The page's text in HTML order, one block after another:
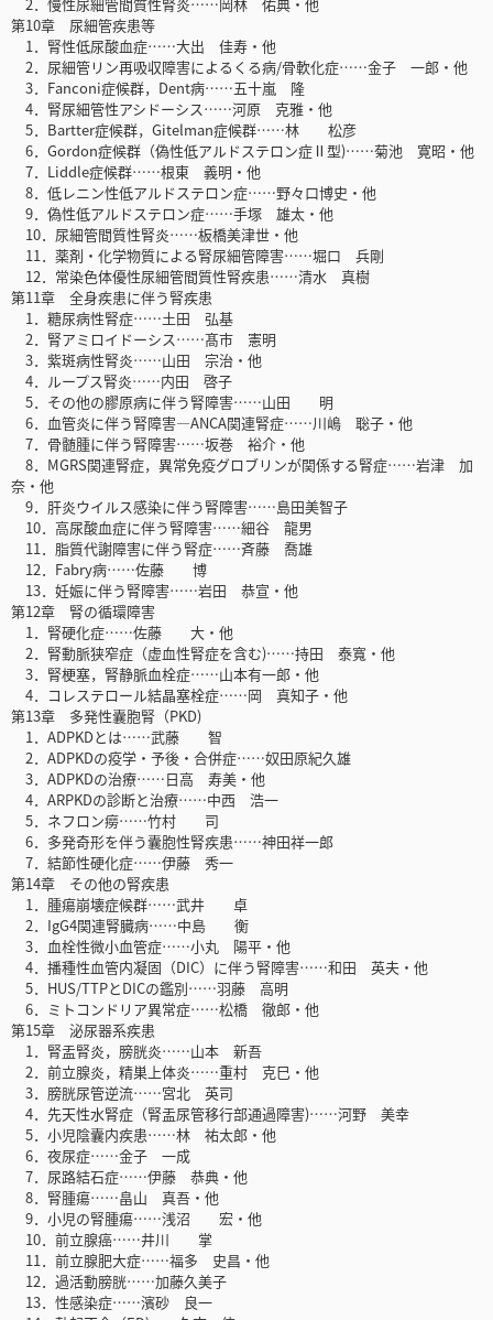
第10章 尿細管疾患等
1．腎性低尿酸血症……大出 佳寿・他
2．尿細管リン再吸収障害によるくる病/骨軟化症……金子 一郎・他
3．Fanconi症候群，Dent病……五十嵐 隆
4．腎尿細管性アシドーシス……河原 克雅・他
5．Bartter症候群，Gitelman症候群……林 松彦
6．Gordon症候群（偽性低アルドステロン症Ⅱ型)……菊池 寛昭・他
7．Liddle症候群……根東 義明・他
8．低レニン性低アルドステロン症……野々口博史・他
9．偽性低アルドステロン症……手塚 雄太・他
10．尿細管間質性腎炎……板橋美津世・他
11．薬剤・化学物質による腎尿細管障害……堀口 兵剛
12．常染色体優性尿細管間質性腎疾患……清水 真樹
第11章 全身疾患に伴う腎疾患
1．糖尿病性腎症……土田 弘基
2．腎アミロイドーシス……髙市 憲明
3．紫斑病性腎炎……山田 宗治・他
4．ループス腎炎……内田 啓子
5．その他の膠原病に伴う腎障害……山田 明
6．血管炎に伴う腎障害―ANCA関連腎症……川嶋 聡子・他
7．骨髄腫に伴う腎障害……坂巻 裕介・他
8．MGRS関連腎症，異常免疫グロブリンが関係する腎症……岩津 加
奈・他
9．肝炎ウイルス感染に伴う腎障害……島田美智子
10．高尿酸血症に伴う腎障害……細谷 龍男
11．脂質代謝障害に伴う腎症……斉藤 喬雄
12．Fabry病……佐藤 博
13．妊娠に伴う腎障害……岩田 恭宣・他
第12章 腎の循環障害
1．腎硬化症……佐藤 大・他
2．腎動脈狭窄症（虚血性腎症を含む)……持田 泰寬・他
3．腎梗塞，腎静脈血栓症……山本有一郎・他
4．コレステロール結晶塞栓症……岡 真知子・他
第13章 多発性囊胞腎（PKD)
1．ADPKDとは……武藤 智
2．ADPKDの疫学・予後・合併症……奴田原紀久雄
3．ADPKDの治療……日高 寿美・他
4．ARPKDの診断と治療……中西 浩一
5．ネフロン癆……竹村 司
6．多発奇形を伴う囊胞性腎疾患……神田祥一郎
7．結節性硬化症……伊藤 秀一
第14章 その他の腎疾患
1．腫瘍崩壊症候群……武井 卓
2．IgG4関連腎臓病……中島 衡
3．血栓性微小血管症……小丸 陽平・他
4．播種性血管内凝固（DIC）に伴う腎障害……和田 英夫・他
5．HUS/TTPとDICの鑑別……羽藤 高明
6．ミトコンドリア異常症……松橋 徹郎・他
第15章 泌尿器系疾患
1．腎盂腎炎，膀胱炎……山本 新吾
2．前立腺炎，精巣上体炎……重村 克巳・他
3．膀胱尿管逆流……宮北 英司
4．先天性水腎症（腎盂尿管移行部通過障害)……河野 美幸
5．小児陰囊内疾患……林 祐太郎・他
6．夜尿症……金子 一成
7．尿路結石症……伊藤 恭典・他
8．腎腫瘍……畠山 真吾・他
9．小児の腎腫瘍……浅沼 宏・他
10．前立腺癌……井川 掌
11．前立腺肥大症……福多 史昌・他
12．過活動膀胱……加藤久美子
13．性感染症……濱砂 良一